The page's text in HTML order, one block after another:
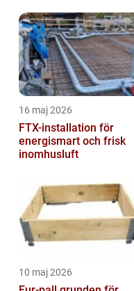
16 maj 2026
FTX-installation för
energismart och frisk
inomhusluft
10 maj 2026